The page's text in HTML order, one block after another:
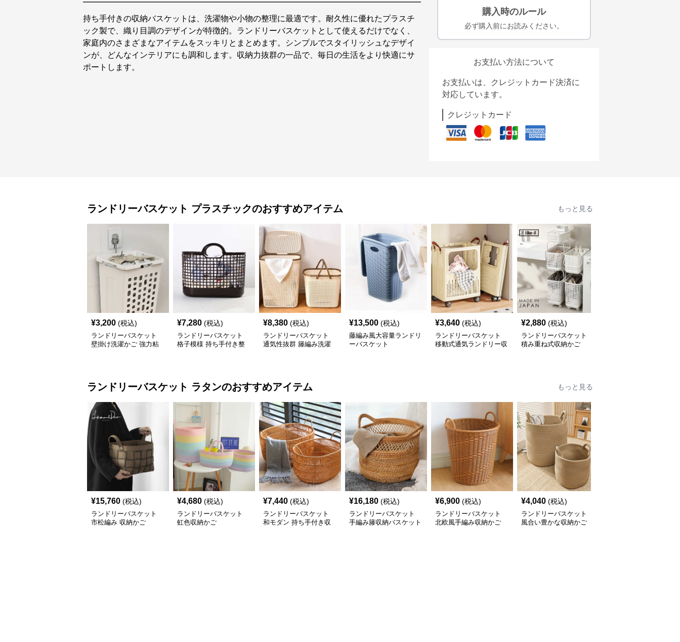
持ち手付きの収納バスケットは、洗濯物や小物の整理に最適です。耐久性に優れたプラスチ
ック製で、織り目調のデザインが特徴的。ランドリーバスケットとして使えるだけでなく、
家庭内のさまざまなアイテムをスッキリとまとめます。シンプルでスタイリッシュなデザイ
ンが、どんなインテリアにも調和します。収納力抜群の一品で、毎日の生活をより快適にサ
ポートします。
購入時のルール
必ず購入前にお読みください。
お支払い方法について
お支払いは、クレジットカード決済に
対応しています。
クレジットカード
ランドリーバスケット プラスチックのおすすめアイテム もっと見る
¥3,200 (税込)
ランドリーバスケット
壁掛け洗濯かご 強力粘
¥7,280 (税込)
ランドリーバスケット
格子模様 持ち手付き整
¥8,380 (税込)
ランドリーバスケット
通気性抜群 籐編み洗濯
¥13,500 (税込)
藤編み風大容量ランドリ
ーバスケット
¥3,640 (税込)
ランドリーバスケット
移動式通気ランドリー収
¥2,880 (税込)
ランドリーバスケット
積み重ね式収納かご
ランドリーバスケット ラタンのおすすめアイテム もっと見る
¥15,760 (税込)
ランドリーバスケット
市松編み 収納かご
¥4,680 (税込)
ランドリーバスケット
虹色収納かご
¥7,440 (税込)
ランドリーバスケット
和モダン 持ち手付き収
¥16,180 (税込)
ランドリーバスケット
手編み籐収納バスケット
¥6,900 (税込)
ランドリーバスケット
北欧風手編み収納かご
¥4,040 (税込)
ランドリーバスケット
風合い豊かな収納かご